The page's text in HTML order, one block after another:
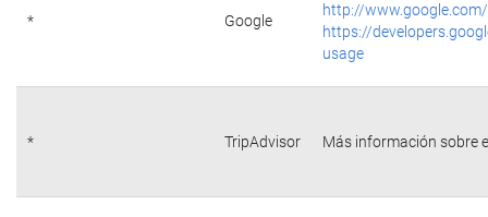
* Google
http://
https://
usage
* TripAdvisor Más información sobre